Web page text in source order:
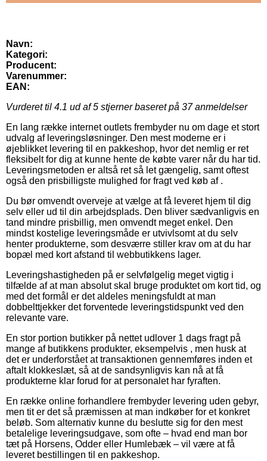
Navn:
Kategori:
Producent:
Varenummer:
EAN:
Vurderet til 4.1 ud af 5 stjerner baseret på 37anmeldelser
En lang række internet outlets frembyder nu om dage et stort
udvalg af leveringsløsninger. Den mest moderne er i
øjeblikket levering til en pakkeshop, hvor det nemlig er ret
fleksibelt for dig at kunne hente de købte varer når du har tid.
Leveringsmetoden er altså ret så let gængelig, samt oftest
også den prisbilligste mulighed for fragt ved køb af .
Du bør omvendt overveje at vælge at få leveret hjem til dig
selv eller ud til din arbejdsplads. Den bliver sædvanligvis en
tand mindre prisbillig, men omvendt meget enkel. Den
mindst kostelige leveringsmåde er utvivlsomt at du selv
henter produkterne, som desværre stiller krav om at du har
bopæl med kort afstand til webbutikkens lager.
Leveringshastigheden på er selvfølgelig meget vigtig i
tilfælde af at man absolut skal bruge produktet om kort tid, og
med det formål er det aldeles meningsfuldt at man
dobbelttjekker det forventede leveringstidspunkt ved den
relevante vare.
En stor portion butikker på nettet udlover 1 dags fragt på
mange af butikkens produkter, eksempelvis , men husk at
det er underforstået at transaktionen gennemføres inden et
aftalt klokkeslæt, så at de sandsynligvis kan nå at få
produkterne klar forud for at personalet har fyraften.
En række online forhandlere frembyder levering uden gebyr,
men tit er det så præmissen at man indkøber for et konkret
beløb. Som alternativ kunne du beslutte sig for den mest
betalelige leveringsudgave, som ofte – hvad end man bor
tæt på Horsens, Odder eller Humlebæk – vil være at få
leveret bestillingen til en pakkeshop.